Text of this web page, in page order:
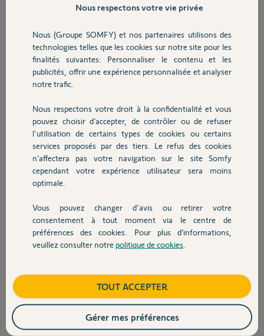
Sécurité
Domotique
Chauffage
Autres produits
Devis avec un pro
Contact
fonctionné parfaitement depuis son
fonctionne plus depuis plusieurs jours. Le
courant 220v arrive bien aux borne de la
carte, mais le voyant Power reste eteint .
Apres avoir changé la carte (MC6) et
debranche tous les b ranchements hors
Merci de votre aide,
il y a plus d'un an
Participer au fil de discussion
Réponses
Sur quelles bornes avez-vous branché les deux fils bleu et marron du
Nous respectons votre vie privée
Nous (Groupe SOMFY) et nos partenaires utilisons des
technologies telles que les cookies sur notre site pour les
finalités suivantes: Personnaliser le contenu et les
publicités, offrir une expérience personnalisée et analyser
notre trafic.
Nous respectons votre droit à la confidentialité et vous
pouvez choisir d’accepter, de contrôler ou de refuser
l'utilisation de certains types de cookies ou certains
services proposés par des tiers. Le refus des cookies
n’affectera pas votre navigation sur le site Somfy
cependant votre expérience utilisateur sera moins
optimale.
Vous pouvez changer d'avis ou retirer votre
consentement à tout moment via le centre de
préférences des cookies. Pour plus d’informations,
veuillez consulter notre politique de cookies
TOUT ACCEPTER
Gérer mes préférences